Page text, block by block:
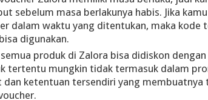
sebelum masa berlakunya habis. Jika
dalam waktu yang ditentukan, maka kode
digunakan.
produk di Zalora bisa didiskon
tertentu mungkin tidak termasuk dalam
dan ketentuan tersendiri yang membuatnya